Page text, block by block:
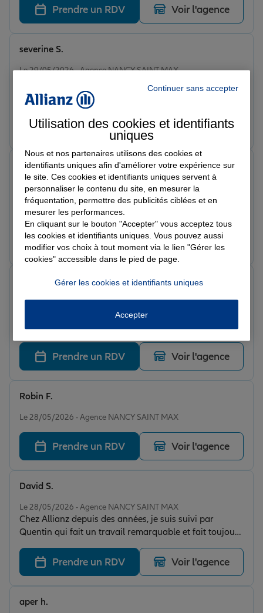
d’avoir une agence aussi disponible.
Prendre un RDV Voir l'agence
Le 29/05/2026 - Agence NANCY SAINT MAX
Equipe compétente, à l’écoute et toujours prête à
trouver des solutions adaptées. Service client
impeccable, je recommande vivement cette agence !
severine S.
Prendre un RDV Voir l'agence
Note de 5 sur 5
Le 28/05/2026 - Agence NANCY SAINT MAX
Agence sérieuse et accueil toujours chaleureux. les
conseils sont clairs, adaptés à vos besoins et les
démarches sont rapides. Un grand merci à Quentin
pour sa disponibilité et réactivité!
Magali S.
Prendre un RDV Voir l'agence
Le 28/05/2026 - Agence NANCY SAINT MAX
C'était bien accueilli quand j'ai demandé des
renseignements ils m'ont bien répondu à mes
questions que je dis c'est l'agence de Saint-Max sont
vraiment gentil
franck B.
Prendre un RDV Voir l'agence
Le 28/05/2026 - Agence NANCY SAINT MAX
Robin F.
Prendre un RDV Voir l'agence
Le 28/05/2026 - Agence NANCY SAINT MAX
Chez Allianz depuis des années, je suis suivi par
Quentin qui fait un travail remarquable et fait toujours
en sorte d’optimiser mes contrats. Le contact est
toujours très agréable.
David S.
Prendre un RDV Voir l'agence
aper h.
Continuer sans accepter
Utilisation des cookies et identifiants
uniques
Nous et nos partenaires utilisons des cookies et
identifiants uniques afin d'améliorer votre expérience sur
le site. Ces cookies et identifiants uniques servent à
personnaliser le contenu du site, en mesurer la
fréquentation, permettre des publicités ciblées et en
mesurer les performances.
En cliquant sur le bouton "Accepter" vous acceptez tous
les cookies et identifiants uniques. Vous pouvez aussi
modifier vos choix à tout moment via le lien "Gérer les
cookies" accessible dans le pied de page.
Gérer les cookies et identifiants uniques
Accepter